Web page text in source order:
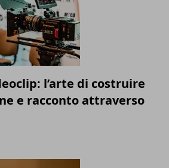
l’arte di costruire
e racconto attraverso